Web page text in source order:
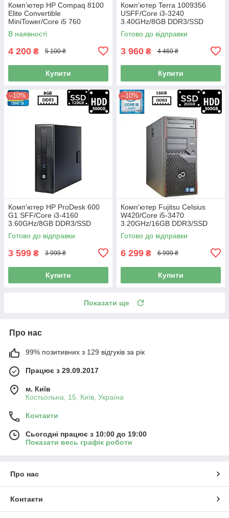
Компʼютер HP Compaq 8100
Elite Convertible
MiniTower/Core i5 760
2.80GHz/8GB DDR3/HDD
500GB/ATI Radeon HD 2600
В наявності
4 200 ₴ 5 100 ₴
Купити
Комп'ютер Terra 1009356
USFF/Core i3-3240
3.40GHz/8GB DDR3/SSD
128GB 2.5"/Intel HD Graphics
2500/Wi-Fi Б/В
Готово до відправки
3 960 ₴ 4 460 ₴
Купити
–10%
Комп'ютер HP ProDesk 600
G1 SFF/Core i3-4160
3.60GHz/8GB DDR3/SSD
120GB+HDD 500GB/HD
Graphics 4400 Б/В
Готово до відправки
3 599 ₴ 3 999 ₴
Купити
–10%
Комп'ютер Fujitsu Celsius
W420/Core i5-3470
3.20GHz/16GB DDR3/SSD
250GB+HDD 500GB/Intel HD
Graphics 2500/DVI Б/В
Готово до відправки
6 299 ₴ 6 999 ₴
Купити
Показати ще
Про нас
99% позитивних з 129 відгуків за рік
Працює з 29.09.2017
м. Київ
Костьольна, 15, Київ, Україна
Контакти
Сьогодні працює з 10:00 до 19:00
Показати весь графік роботи
Про нас
Контакти